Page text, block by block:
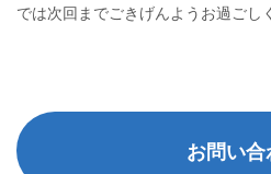
では次回までごきげんようお過ごし
お問い